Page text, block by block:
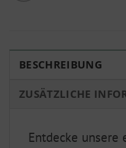
BESCHREIBUNG
ZUSÄTZLICHE
Entdecke